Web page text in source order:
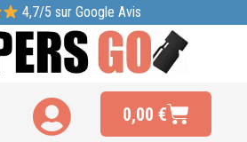
4,7/5 sur Google Avis
0,00€